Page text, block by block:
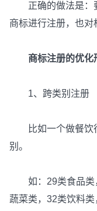
正确的做法是：
商标进行注册，也对
商标注册的优化
1、跨类别注册
比如一个做餐饮行
别。
如：29类食品类
蔬菜类，32类饮料